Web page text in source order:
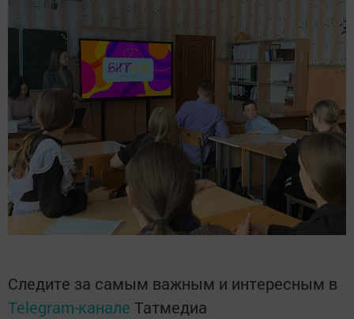
Следите за самым важным и интересным в
Telegram-канале Татмедиа